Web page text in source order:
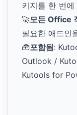
키지를 한 번에
🚀모든 Office
필요한 애드인
🧰포함됨:
Outlook /
Kutools for